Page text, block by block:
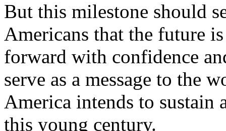
But this milestone should
Americans that the future
forward with confidence
serve as a message to the
America intends to sustain
this young century.